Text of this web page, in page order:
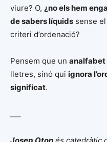
viure? O, ¿no els hem
de sabers líquids sense
criteri d’ordenació?
Pensem que un analfabet
lletres, sinó qui ignora
significat.